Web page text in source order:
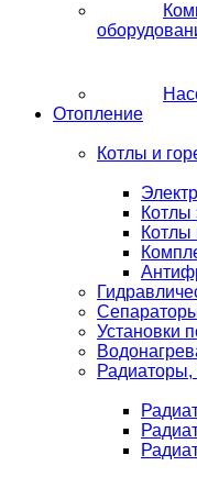
Отопление
Котлы и
Котлы
Котлы
Установки